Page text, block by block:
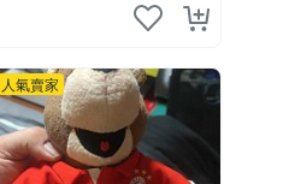
人氣賣家